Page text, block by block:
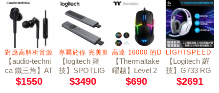
對應高解析音源
【audio-techni
ca 鐵三角】AT
H-CKS550XiS
線控通話 耳道
$1550
專屬於你 完美簡報
【logitech 羅
技】SPOTLIG
HT簡報器-質
$3490
高達 16000 的DPI值感測器
【Thermaltake
曜越】Level 2
0 RGB 電競滑
$690
LIGHTSPEED
【Logitech 羅
技】G733 RG
B炫光無線電
$2691